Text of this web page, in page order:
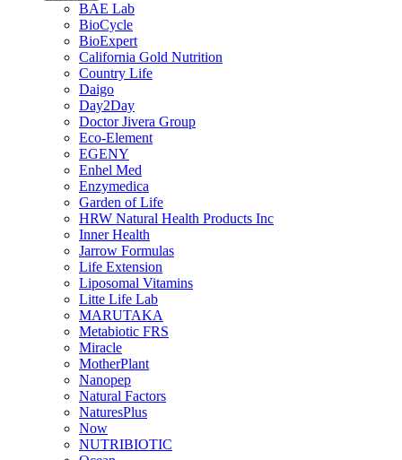
BAE Lab
BioCycle
BioExpert
California Gold Nutrition
Country Life
Daigo
Day2Day
Doctor Jivera Group
Eco-Element
EGENY
Enhel Med
Enzymedica
Garden of Life
HRW Natural Health Products Inc
Inner Health
Jarrow Formulas
Life Extension
Liposomal Vitamins
Litte Life Lab
MARUTAKA
Metabiotic FRS
Miracle
MotherPlant
Nanopep
Natural Factors
NaturesPlus
Now
NUTRIBIOTIC